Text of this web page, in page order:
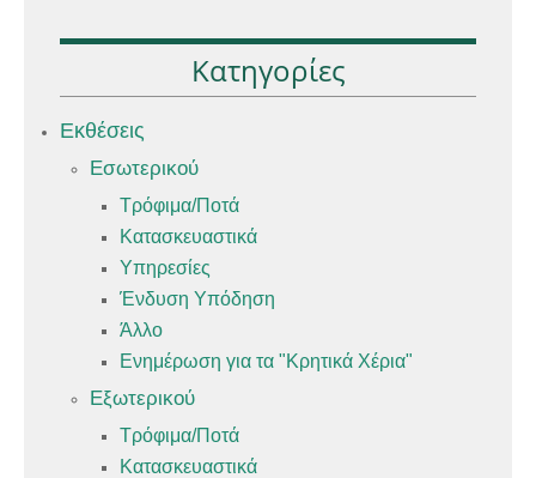
Κατηγορίες
Εκθέσεις
Εσωτερικού
Τρόφιμα/Ποτά
Κατασκευαστικά
Υπηρεσίες
Ένδυση Υπόδηση
Άλλο
Ενημέρωση για τα "Κρητικά Χέρια"
Εξωτερικού
Τρόφιμα/Ποτά
Κατασκευαστικά